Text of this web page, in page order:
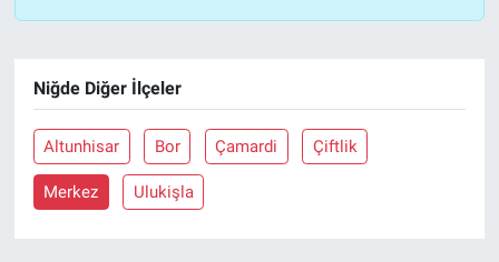
Niğde Diğer İlçeler
Altunhisar Bor Çamardi Çiftlik
Merkez Ulukişla